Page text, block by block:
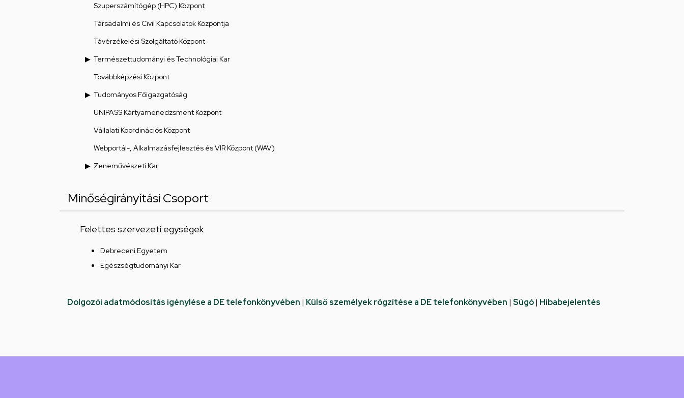
Szuperszámítógép (HPC) Központ
Társadalmi és Civil Kapcsolatok Központja
Távérzékelési Szolgáltató Központ
Természettudományi és Technológiai Kar
Továbbképzési Központ
Tudományos Főigazgatóság
UNIPASS Kártyamenedzsment Központ
Vállalati Koordinációs Központ
Webportál-, Alkalmazásfejlesztés és VIR Központ (WAV)
Zeneművészeti Kar
Minőségirányítási Csoport
Felettes szervezeti egységek
Debreceni Egyetem
Egészségtudományi Kar
Dolgozói adatmódosítás igénylése a DE telefonkönyvében | Külső személyek rögzítése a DE telefonkönyvében | Súgó| Hibabejelentés